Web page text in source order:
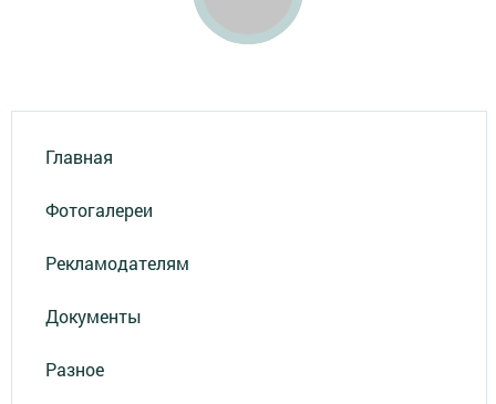
Главная
Фотогалереи
Рекламодателям
Документы
Разное